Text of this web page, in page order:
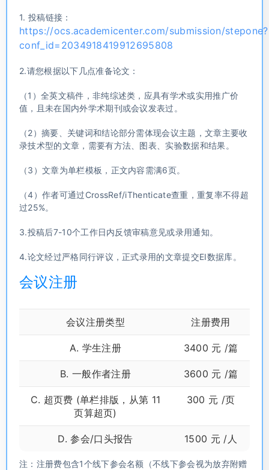
1. 投稿链接：
https://ocs.academicenter.com/submission/stepone?
conf_id=2034918419912695808
2.请您根据以下几点准备论文：
（1）全英文稿件，非纯综述类，应具有学术或实用推广价
值，且未在国内外学术期刊或会议发表过。
（2）摘要、关键词和结论部分需体现会议主题，文章主要收
录技术型的文章，需要有方法、图表、实验数据和结果。
（3）文章为单栏模板，正文内容需满6页。
（4）作者可通过CrossRef/iThenticate查重，重复率不得超
过25%。
3.投稿后7-10个工作日内反馈审稿意见或录用通知。
4.论文经过严格同行评议，正式录用的文章提交EI数据库。
会议注册
会议注册类型 注册费用
A. 学生注册 3400 元 /篇
B. 一般作者注册 3600 元 /篇
C. 超页费 (单栏排版，从第 11
页算超页)
300 元 /页
D. 参会/口头报告 1500 元 /人
注：注册费包含1个线下参会名额（不线下参会视为放弃附赠